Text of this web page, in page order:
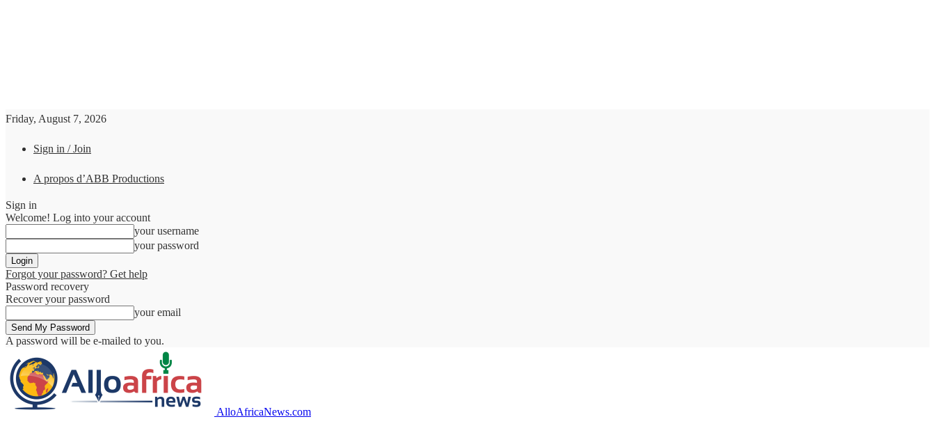
Friday, August 7, 2026
Sign in / Join
A propos d’ABB Productions
Sign in
Welcome! Log into your account
your username
your password
Forgot your password? Get help
Password recovery
Recover your password
your email
A password will be e-mailed to you.
AlloAfricaNews.com